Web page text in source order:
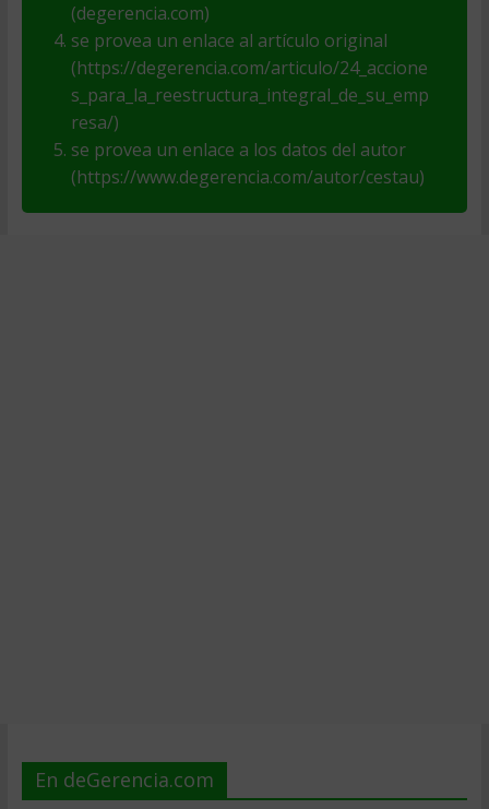
(degerencia.com)
se provea un enlace al artículo original
(https://degerencia.com/articulo/24_accione
s_para_la_reestructura_integral_de_su_emp
resa/)
se provea un enlace a los datos del autor
(https://www.degerencia.com/autor/cestau)
En deGerencia.com